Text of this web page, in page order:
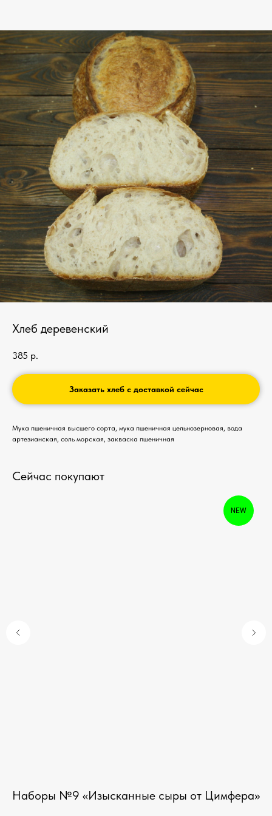
Хлеб деревенский
385 р.
Заказать хлеб с доставкой сейчас
Мука пшеничная высшего сорта, мука пшеничная цельнозерновая, вода
артезианская, соль морская, закваска пшеничная
Сейчас покупают
NEW
Наборы №9 «Изысканные сыры от Цимфера»